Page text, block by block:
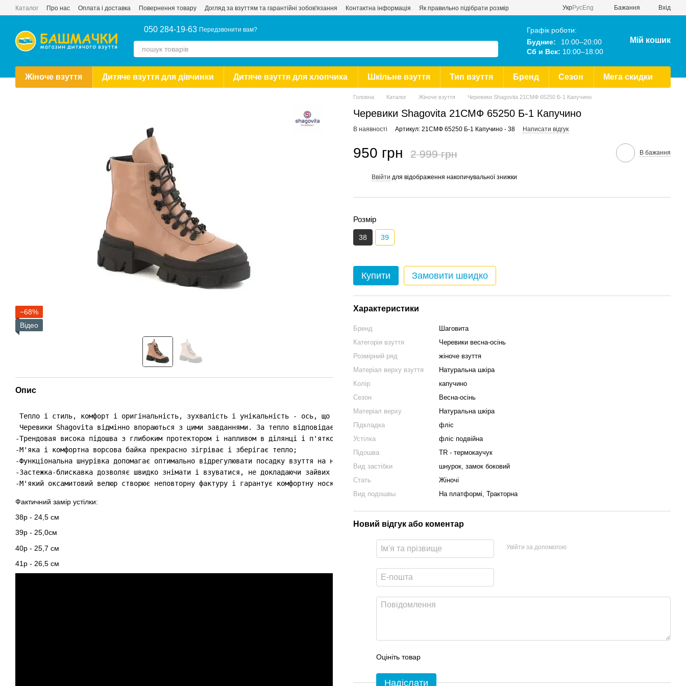
Перейти до основного контенту
Каталог Про нас Оплата і доставка Повернення товару Догляд за взуттям та гарантійні зобов'язання Контактна інформація
Як правильно підібрати розмір
УкрРусEng Бажання Вхід
050 284-19-63 Передзвонити вам?
Графік роботи:
Будние:
10:00–20:00
Сб и Вск: 10:00–18:00
Мій кошик
Жіноче взуття Дитяче взуття для дівчинки Дитяче взуття для хлопчика Шкільне взуття Тип взуття Бренд Сезон Мега скидки
−68%
Відео
Опис
Тепло і стиль, комфорт і оригінальність, зухвалість і унікальність - ось, що потрібно дівчинці-підлітку цієї осені.
Черевики Shagovita відмінно впораються з цими завданнями. За тепло відповідає м'яка байка, за стиль -дизайн, зухвалості надає груба підошва, а колірне рішення і
-Трендовая висока підошва з глибоким протектором і напливом в ділянці і п'яткової частини створює неповторний стиль, при цьому гарантуючи надійне зчеплення на
-М'яка і комфортна ворсова байка прекрасно зігріває і зберігає тепло;
-Функціональна шнурівка допомагає оптимально відрегулювати посадку взуття на нозі;
-Застежка-блискавка дозволяє швидко знімати і взуватися, не докладаючи зайвих зусиль;
-М'який оксамитовий велюр створює неповторну фактуру і гарантує комфортну носку.
Фактичний замір устілки:
38р - 24,5 см
39р - 25,0см
40р - 25,7 см
41р - 26,5 см
Головна Каталог Жіноче взуття Черевики Shagovita 21СМФ 65250 Б-1 Капучино
Черевики Shagovita 21СМФ 65250 Б-1 Капучино
В наявності Артикул: 21СМФ 65250 Б-1 Капучино - 38 Написати відгук
950 грн 2 999 грн В бажання
Ввійти для відображення накопичувальної знижки
Розмір
38 39
Купити Замовити швидко
Характеристики
Бренд
Шаговита
Категорія взуття
Черевики весна-осінь
Розмірний ряд
жіноче взуття
Матеріал верху взуття
Натуральна шкіра
Колір
капучино
Сезон
Весна-осінь
Матеріал верху
Натуральна шкіра
Підкладка
фліс
Устілка
фліс подвійна
Підошва
TR - термокаучук
Вид застібки
шнурок, замок боковий
Стать
Жіночі
Вид подошвы
На платформі, Тракторна
Новий відгук або коментар
Увійти за допомогою
Оцініть товар
Надіслати